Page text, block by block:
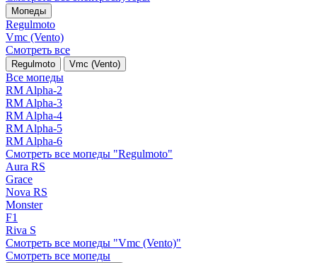
Мопеды
Regulmoto
Vmc (Vento)
Смотреть все
Regulmoto Vmc (Vento)
Все мопеды
RM Alpha-2
RM Alpha-3
RM Alpha-4
RM Alpha-5
RM Alpha-6
Смотреть все мопеды "Regulmoto"
Aura RS
Grace
Nova RS
Monster
F1
Riva S
Смотреть все мопеды "Vmc (Vento)"
Смотреть все мопеды